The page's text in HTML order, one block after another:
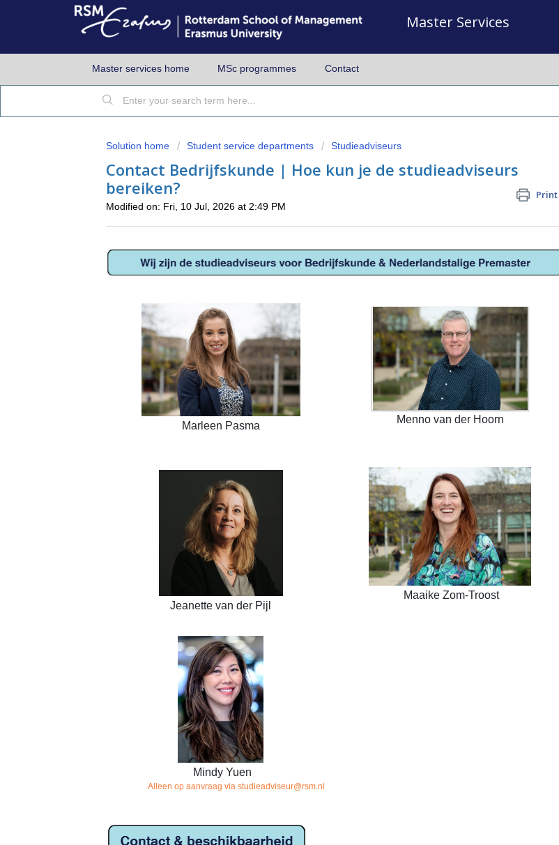
Master Services
Master services home MSc programmes Contact
Solution home Student service departments Studieadviseurs
Contact Bedrijfskunde | Hoe kun je de studieadviseurs
bereiken?
Print
Modified on: Fri, 10 Jul, 2026 at 2:49 PM
Marleen Pasma
Menno van der Hoorn
Jeanette van der Pijl
Maaike Zom-Troost
Mindy Yuen
A lleen op aanvraag via studieadviseur@rsm.nl